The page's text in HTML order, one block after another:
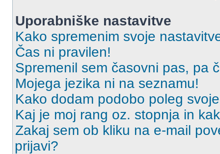
Uporabniške nastavitve
Kako spremenim svoje
Čas ni pravilen!
Spremenil sem časovni pas, pa
Mojega jezika ni na seznamu!
Kako dodam podobo poleg
Kaj je moj rang oz. stopnja in
Zakaj sem ob kliku na e-mail
prijavi?